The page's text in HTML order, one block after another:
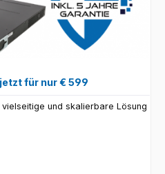
für nur € 599
vielseitige und skalierbare Lösung